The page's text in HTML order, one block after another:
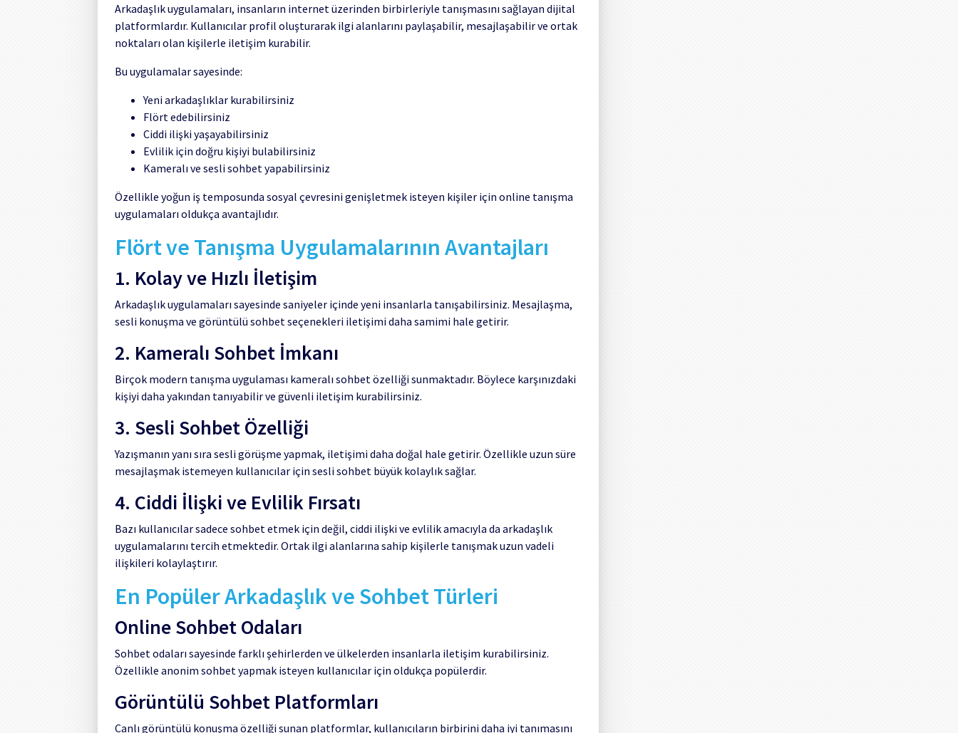
Arkadaşlık uygulamaları, insanların internet üzerinden birbirleriyle tanışmasını sağlayan dijital
platformlardır. Kullanıcılar profil oluşturarak ilgi alanlarını paylaşabilir, mesajlaşabilir ve ortak
noktaları olan kişilerle iletişim kurabilir.
Bu uygulamalar sayesinde:
Yeni arkadaşlıklar kurabilirsiniz
Flört edebilirsiniz
Ciddi ilişki yaşayabilirsiniz
Evlilik için doğru kişiyi bulabilirsiniz
Kameralı ve sesli sohbet yapabilirsiniz
Özellikle yoğun iş temposunda sosyal çevresini genişletmek isteyen kişiler için online tanışma
uygulamaları oldukça avantajlıdır.
Flört ve Tanışma Uygulamalarının Avantajları
1. Kolay ve Hızlı İletişim
Arkadaşlık uygulamaları sayesinde saniyeler içinde yeni insanlarla tanışabilirsiniz. Mesajlaşma,
sesli konuşma ve görüntülü sohbet seçenekleri iletişimi daha samimi hale getirir.
2. Kameralı Sohbet İmkanı
Birçok modern tanışma uygulaması kameralı sohbet özelliği sunmaktadır. Böylece karşınızdaki
kişiyi daha yakından tanıyabilir ve güvenli iletişim kurabilirsiniz.
3. Sesli Sohbet Özelliği
Yazışmanın yanı sıra sesli görüşme yapmak, iletişimi daha doğal hale getirir. Özellikle uzun süre
mesajlaşmak istemeyen kullanıcılar için sesli sohbet büyük kolaylık sağlar.
4. Ciddi İlişki ve Evlilik Fırsatı
Bazı kullanıcılar sadece sohbet etmek için değil, ciddi ilişki ve evlilik amacıyla da arkadaşlık
uygulamalarını tercih etmektedir. Ortak ilgi alanlarına sahip kişilerle tanışmak uzun vadeli
ilişkileri kolaylaştırır.
En Popüler Arkadaşlık ve Sohbet Türleri
Online Sohbet Odaları
Sohbet odaları sayesinde farklı şehirlerden ve ülkelerden insanlarla iletişim kurabilirsiniz.
Özellikle anonim sohbet yapmak isteyen kullanıcılar için oldukça popülerdir.
Görüntülü Sohbet Platformları
Canlı görüntülü konuşma özelliği sunan platformlar, kullanıcıların birbirini daha iyi tanımasını